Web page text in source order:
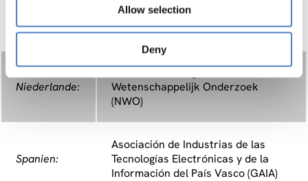
Allow selection
Deny
Tecnologia (FCT), Ministério da
Ciência
Niederlande:
Wetenschappelijk Onderzoek
(NWO)
Spanien:
Asociación de Industrias de las
Tecnologías Electrónicas y de la
Información del País Vasco (GAIA)